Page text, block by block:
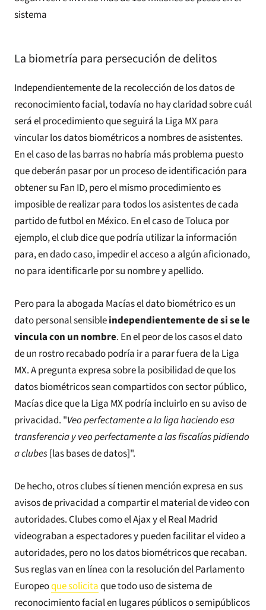
sistema
La biometría para persecución de delitos
Independientemente de la recolección de los datos de
reconocimiento facial, todavía no hay claridad sobre cuál
será el procedimiento que seguirá la Liga MX para
vincular los datos biométricos a nombres de asistentes.
En el caso de las barras no habría más problema puesto
que deberán pasar por un proceso de identificación para
obtener su Fan ID, pero el mismo procedimiento es
imposible de realizar para todos los asistentes de cada
partido de futbol en México. En el caso de Toluca por
ejemplo, el club dice que podría utilizar la información
para, en dado caso, impedir el acceso a algún aficionado,
no para identificarle por su nombre y apellido.
Pero para la abogada Macías el dato biométrico es un
dato personal sensibleindependientemente de si se le
vincula con un nombre. En el peor de los casos el dato
de un rostro recabado podría ir a parar fuera de la Liga
MX. A pregunta expresa sobre la posibilidad de que los
datos biométricos sean compartidos con sector público,
Macías dice que la Liga MX podría incluirlo en su aviso de
privacidad. "Veo perfectamente a la liga haciendo esa
transferencia y veo perfectamente a las fiscalías pidiendo
a clubes[las bases de datos]".
De hecho, otros clubes sí tienen mención expresa en sus
avisos de privacidad a compartir el material de video con
autoridades. Clubes como el Ajax y el Real Madrid
videograban a espectadores y pueden facilitar el video a
autoridades, pero no los datos biométricos que recaban.
Sus reglas van en línea con la resolución del Parlamento
Europeoque solicitaque todo uso de sistema de
reconocimiento facial en lugares públicos o semipúblicos